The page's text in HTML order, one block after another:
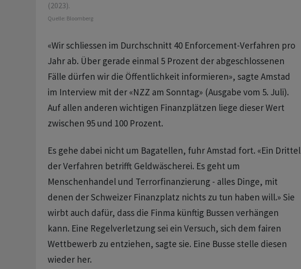
(2023).
Quelle: Bloomberg
«Wir schliessen im Durchschnitt 40 Enforcement-Verfahren pro
Jahr ab. Über gerade einmal 5 Prozent der abgeschlossenen
Fälle dürfen wir die Öffentlichkeit informieren», sagte Amstad
im Interview mit der «NZZ am Sonntag» (Ausgabe vom 5. Juli).
Auf allen anderen wichtigen Finanzplätzen liege dieser Wert
zwischen 95 und 100 Prozent.
Es gehe dabei nicht um Bagatellen, fuhr Amstad fort. «Ein Drittel
der Verfahren betrifft Geldwäscherei. Es geht um
Menschenhandel und Terrorfinanzierung - alles Dinge, mit
denen der Schweizer Finanzplatz nichts zu tun haben will.» Sie
wirbt auch dafür, dass die Finma künftig Bussen verhängen
kann. Eine Regelverletzung sei ein Versuch, sich dem fairen
Wettbewerb zu entziehen, sagte sie. Eine Busse stelle diesen
wieder her.